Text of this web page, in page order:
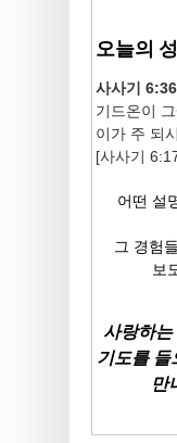
오늘의
사사기
기드온이
이가 주 되
[사사기
어떤 설
그 경험
보
사랑하
기도를 들
만